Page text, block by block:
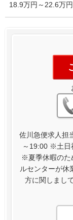
18.9万円～22.6万円
佐川急便求人担
～19:00 ※土日
※夏季休暇のた
ルセンターが
方に関しまし